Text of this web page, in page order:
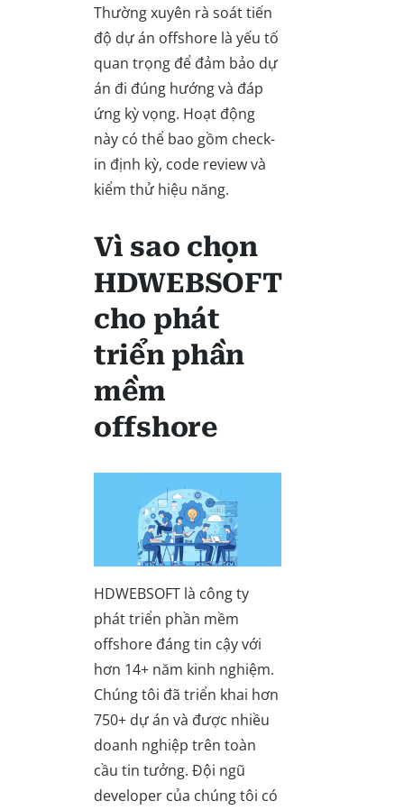
Thường xuyên rà soát tiến
độ dự án offshore là yếu tố
quan trọng để đảm bảo dự
án đi đúng hướng và đáp
ứng kỳ vọng. Hoạt động
này có thể bao gồm check-
in định kỳ, code review và
kiểm thử hiệu năng.
Vì sao chọn
HDWEBSOFT
cho phát
triển phần
mềm
offshore
HDWEBSOFT là công ty
phát triển phần mềm
offshore đáng tin cậy với
hơn 14+ năm kinh nghiệm.
Chúng tôi đã triển khai hơn
750+ dự án và được nhiều
doanh nghiệp trên toàn
cầu tin tưởng. Đội ngũ
developer của chúng tôi có